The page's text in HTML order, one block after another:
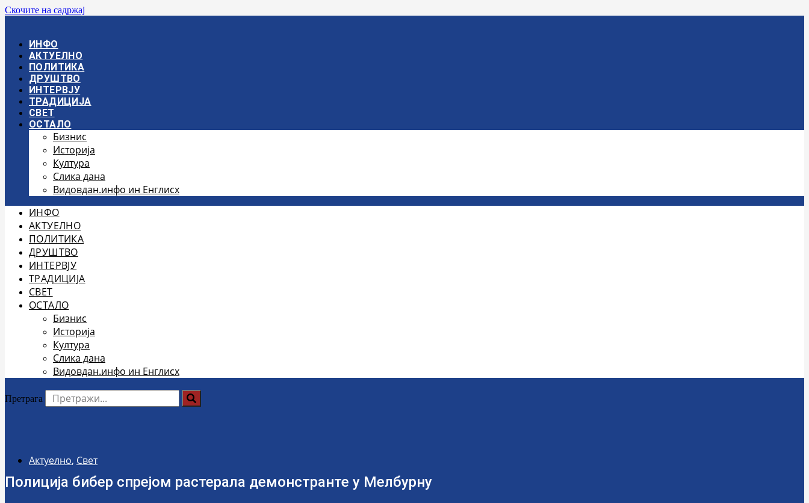
Скочите на садржај
ИНФО
АКТУЕЛНО
ПОЛИТИКА
ДРУШТВО
ИНТЕРВЈУ
ТРАДИЦИЈА
СВЕТ
ОСТАЛО
Бизнис
Историја
Култура
Слика дана
Видовдан.инфо ин Енглисх
ИНФО
АКТУЕЛНО
ПОЛИТИКА
ДРУШТВО
ИНТЕРВЈУ
ТРАДИЦИЈА
СВЕТ
ОСТАЛО
Бизнис
Историја
Култура
Слика дана
Видовдан.инфо ин Енглисх
Претрага
Актуелно, Свет
Полиција бибер спрејом растерала демонстранте у Мелбурну